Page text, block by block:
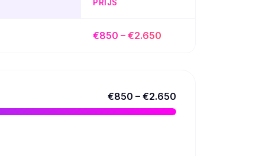
PRIJS
€850 – €2.650
€850 – €2.650